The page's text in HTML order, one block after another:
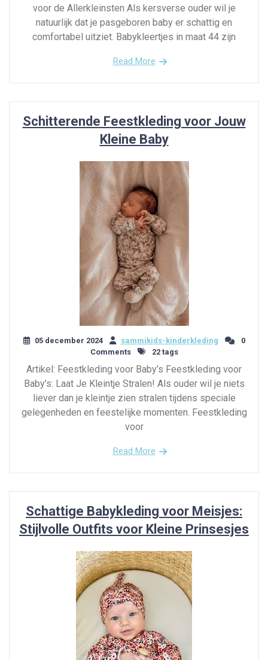
voor de Allerkleinsten Als kersverse ouder wil je
natuurlijk dat je pasgeboren baby er schattig en
comfortabel uitziet. Babykleertjes in maat 44 zijn
Read More
Schitterende Feestkleding voor Jouw
Kleine Baby
05 december 2024 sammikids-kinderkleding
0
Comments
22 tags
Artikel: Feestkleding voor Baby’s Feestkleding voor
Baby’s: Laat Je Kleintje Stralen! Als ouder wil je niets
liever dan je kleintje zien stralen tijdens speciale
gelegenheden en feestelijke momenten. Feestkleding
voor
Read More
Schattige Babykleding voor Meisjes:
Stijlvolle Outfits voor Kleine Prinsesjes